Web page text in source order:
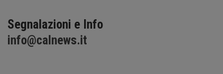
Segnalazioni e Info
info@calnews.it